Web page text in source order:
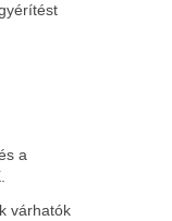
a
várhatók